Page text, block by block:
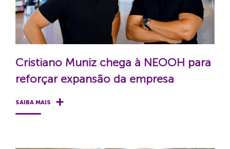
Cristiano Muniz chega à NEOOH para
reforçar expansão da empresa
SAIBA MAIS